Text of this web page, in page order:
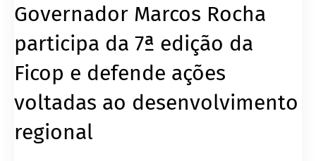
Governador Marcos Rocha
participa da 7ª edição da
Ficop e defende ações
voltadas ao desenvolvimento
regional